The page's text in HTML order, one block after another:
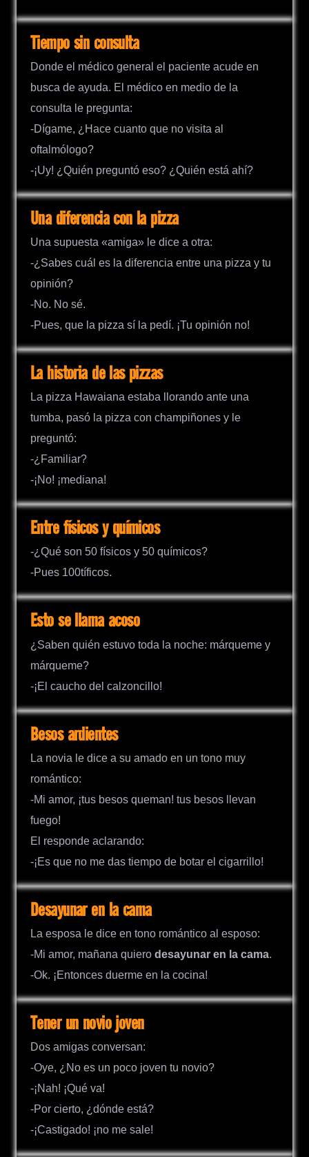
Tiempo sin consulta
Donde el médico general el paciente acude en
busca de ayuda. El médico en medio de la
consulta le pregunta:
-Dígame, ¿Hace cuanto que no visita al
oftalmólogo?
-¡Uy! ¿Quién preguntó eso? ¿Quién está ahí?
Una diferencia con la pizza
Una supuesta «amiga» le dice a otra:
-¿Sabes cuál es la diferencia entre una pizza y tu
opinión?
-No. No sé.
-Pues, que la pizza sí la pedí. ¡Tu opinión no!
La historia de las pizzas
La pizza Hawaiana estaba llorando ante una
tumba, pasó la pizza con champiñones y le
preguntó:
-¿Familiar?
-¡No! ¡mediana!
Entre físicos y químicos
-¿Qué son 50 físicos y 50 químicos?
-Pues 100tíficos.
Esto se llama acoso
¿Saben quién estuvo toda la noche: márqueme y
márqueme?
-¡El caucho del calzoncillo!
Besos ardientes
La novia le dice a su amado en un tono muy
romántico:
-Mi amor, ¡tus besos queman! tus besos llevan
fuego!
El responde aclarando:
-¡Es que no me das tiempo de botar el cigarrillo!
Desayunar en la cama
La esposa le dice en tono romántico al esposo:
-Mi amor, mañana quiero desayunar en la cama.
-Ok. ¡Entonces duerme en la cocina!
Tener un novio joven
Dos amigas conversan:
-Oye, ¿No es un poco joven tu novio?
-¡Nah! ¡Qué va!
-Por cierto, ¿dónde está?
-¡Castigado! ¡no me sale!